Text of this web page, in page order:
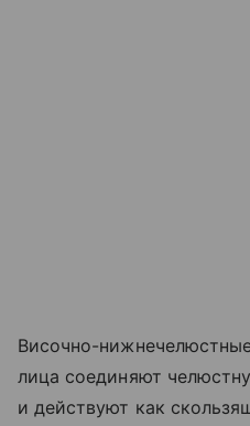
Височно-
лица соединяют
и действуют как